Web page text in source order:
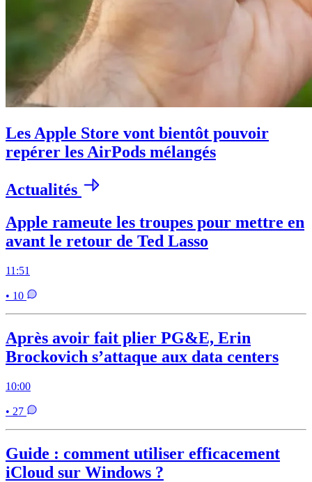
Les Apple Store vont bientôt pouvoir
repérer les AirPods mélangés
Actualités
Apple rameute les troupes pour mettre en
avant le retour de Ted Lasso
11:51
• 10
Après avoir fait plier PG&E, Erin
Brockovich s’attaque aux data centers
10:00
• 27
Guide : comment utiliser efficacement
iCloud sur Windows ?